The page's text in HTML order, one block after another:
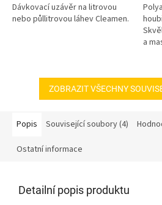
Dávkovací uzávěr na litrovou
nebo půllitrovou láhev Cleamen.
a
ZOBRAZIT VŠECHNY
Popis Související soubory (4)
Ostatní informace
Detailní popis produktu